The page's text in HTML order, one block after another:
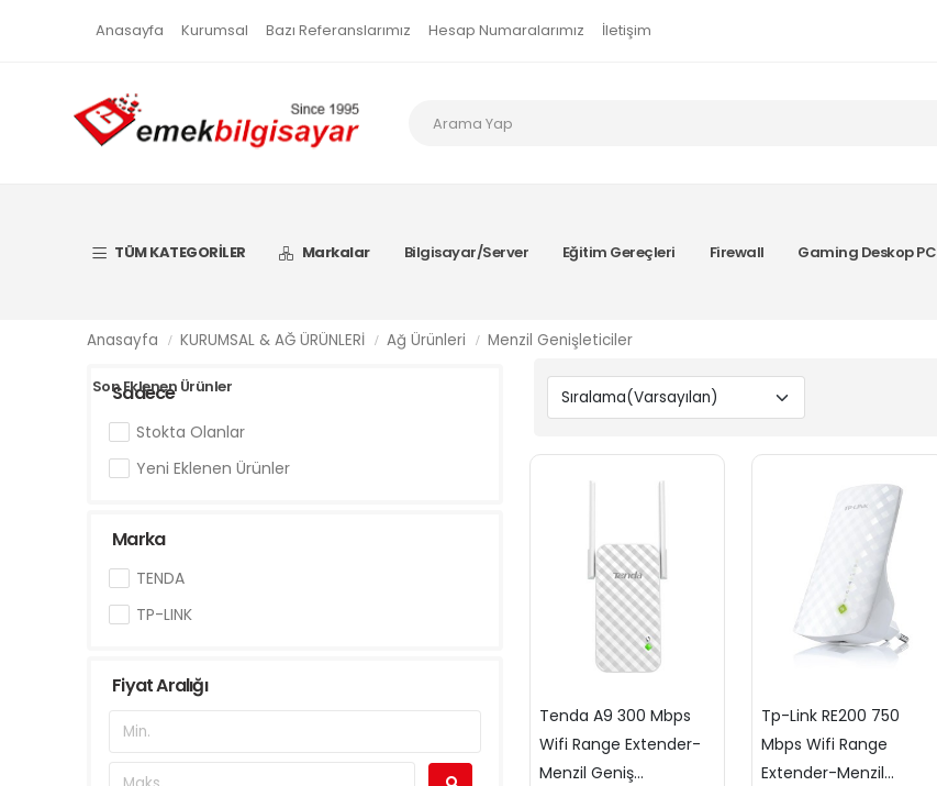
Anasayfa Kurumsal Bazı Referanslarımız Hesap Numaralarımız İletişim
TÜM KATEGORİLER Markalar Bilgisayar/Server Eğitim Gereçleri Firewall Gaming Deskop PC
Son Eklenen Ürünler
Anasayfa KURUMSAL & AĞ ÜRÜNLERİ Ağ Ürünleri Menzil Genişleticiler
Sadece
Stokta Olanlar
Yeni Eklenen Ürünler
Marka
TENDA
TP-LINK
Fiyat Aralığı
Tenda A9 300 Mbps
Wifi Range Extender-
Menzil Geniş...
Tp-Link RE200 750
Mbps Wifi Range
Extender-Menzil...